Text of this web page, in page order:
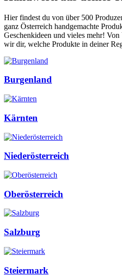
Hier findest du von über 500
ganz Österreich handgemachte
Geschenkideen und vieles mehr!
wir dir, welche Produkte in deiner
Burgenland
Kärnten
Niederösterreich
Oberösterreich
Salzburg
Steiermark